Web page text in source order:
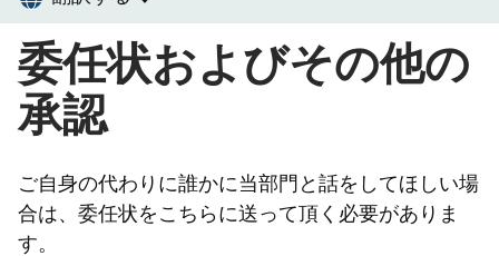
menu
委任状およびその他の
承認
ご自身の代わりに誰かに当部門と話をしてほしい場
合は、委任状をこちらに送って頂く必要がありま
す。